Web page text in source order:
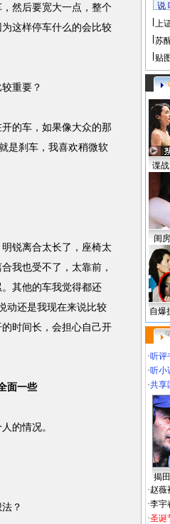
然后要宽大一点，整个
这样停车什么的会比较
重要？
的车，如果像大众的那
是刹车，我喜欢稍微软
锐离合太长了，座椅太
我也受不了，太靠前，
其他的车我觉得都还
动还是我现在来说比较
时间长，会担心自己开
面一些
的情况。
？
说
上
苏
贴
谍战
闺
自爆
·听评
·听小
·共享
揭
·赵薇
·李宇
·圣诞